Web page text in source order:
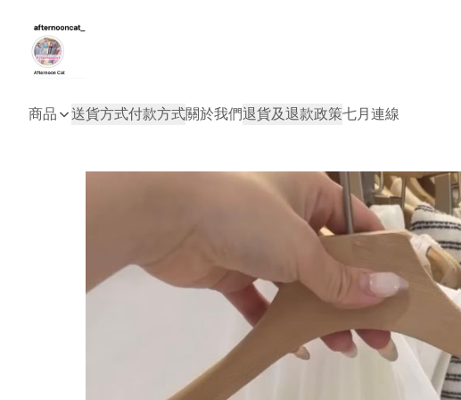
商品 送貨方式付款方式關於我們退貨及退款政策七月連線